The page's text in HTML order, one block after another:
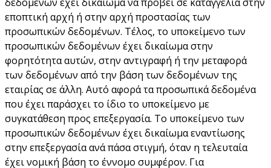
εποπτική αρχή ή στην αρχή προστασίας των
προσωπικών δεδομένων. Τέλος, το υποκείμενο των
προσωπικών δεδομένων έχει δικαίωμα στην
φορητότητα αυτών, στην αντιγραφή ή την μεταφορά
των δεδομένων από την βάση των δεδομένων της
εταιρίας σε άλλη. Αυτό αφορά τα προσωπικά δεδομένα
που έχει παράσχει το ίδιο το υποκείμενο με
συγκατάθεση προς επεξεργασία. Το υποκείμενο των
προσωπικών δεδομένων έχει δικαίωμα εναντίωσης
στην επεξεργασία ανά πάσα στιγμή, όταν η τελευταία
έχει νομική βάση το έννομο συμφέρον. Για